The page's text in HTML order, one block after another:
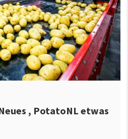
, PotatoNL etwas